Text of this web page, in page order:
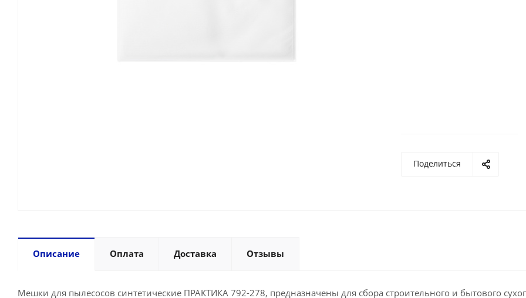
Поделиться
Описание Оплата Доставка Отзывы
Мешки для пылесосов синтетические ПРАКТИКА 792-278, предназначены для сбора строительного и бытового